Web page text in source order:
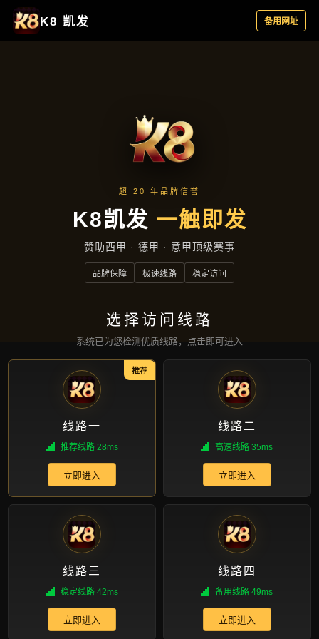
企业要闻
首页 企业要闻